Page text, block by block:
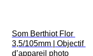
Som Berthiot Flor
3,5/105mm | Objectif
d’appareil photo